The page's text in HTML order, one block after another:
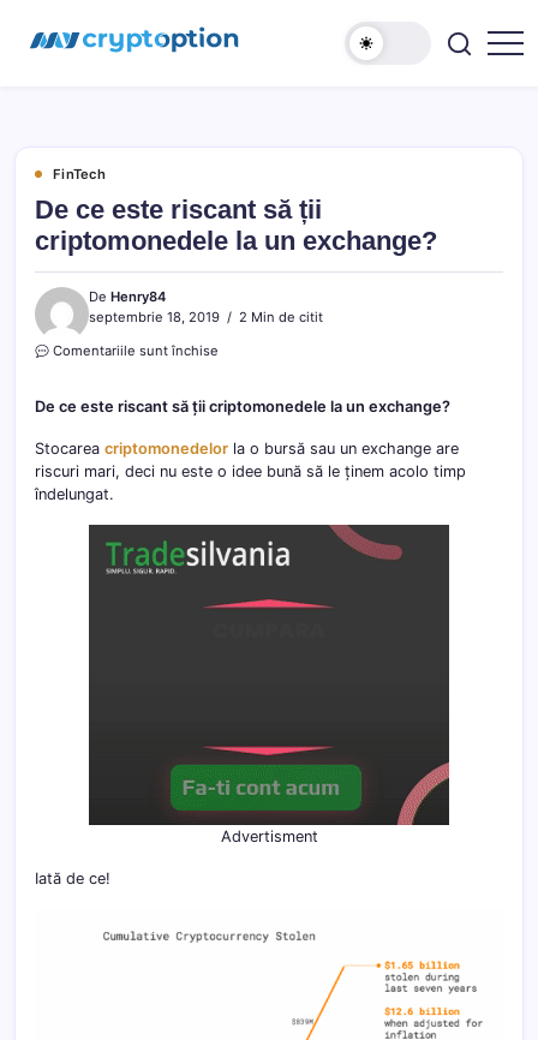
MyCryptOption
FinTech
De ce este riscant să ții
criptomonedele la un exchange?
De Henry84
septembrie 18, 2019
2 Min de citit
Comentariile sunt închise
este
să
ții
exchange?
De ce este riscant să ții criptomonedele la un exchange?
Stocarea criptomonedelor la o bursă sau un exchange are
riscuri mari, deci nu este o idee bună să le ținem acolo timp
îndelungat.
Advertisment
Iată de ce!